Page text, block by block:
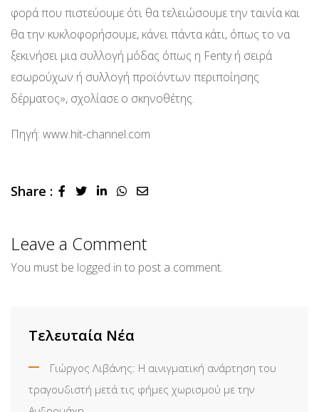
φορά που πιστεύουμε ότι θα τελειώσουμε την ταινία και
θα την κυκλοφορήσουμε, κάνει πάντα κάτι, όπως το να
ξεκινήσει μια συλλογή μόδας όπως η Fenty ή σειρά
εσωρούχων ή συλλογή προϊόντων περιποίησης
δέρματος», σχολίασε ο σκηνοθέτης.
Πηγή: www.hit-channel.com
Share : LinkedInWhatsapp
Share
Leave a Comment
You must be logged in to post a comment.
Τελευταία Νέα
Γιώργος Λιβάνης: Η αινιγματική ανάρτηση του
τραγουδιστή μετά τις φήμες χωρισμού με την